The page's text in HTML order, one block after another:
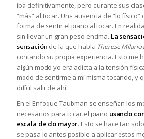
iba definitivamente, pero durante sus
“más” al tocar. Una ausencia de “lo
forma de sentir el piano al tocar. En
sin llevar un gran peso encima. La
sensación de la que habla Therese
contando su propia experiencia. Esto me
algún modo yo era adicta a la tensión
modo de sentirme a mí misma tocando, y
difícil salir de ahí.
En el Enfoque Taubman se enseñan los
necesarios para tocar el piano usando
escala de do mayor. Esto se hace tan
se pasa lo antes posible a aplicar estos